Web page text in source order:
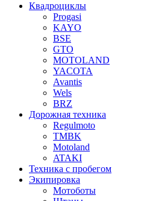
Квадроциклы
Progasi
KAYO
BSE
GTO
MOTOLAND
YACOTA
Avantis
Wels
BRZ
Дорожная техника
Regulmoto
TMBK
Motoland
ATAKI
Техника с пробегом
Экипировка
Мотоботы